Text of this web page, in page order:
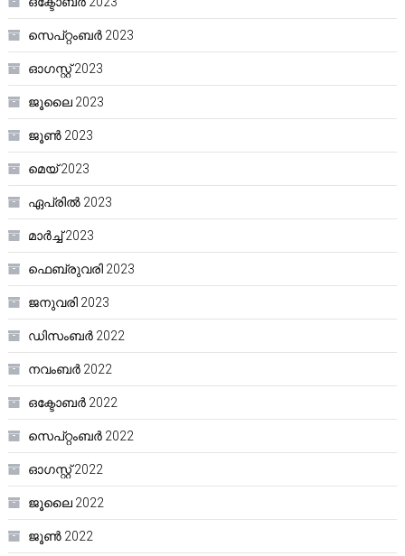
സെപ്റ്റംബർ 2023
ഓഗസ്റ്റ്‌ 2023
ജൂലൈ 2023
ജൂൺ 2023
മെയ്‌ 2023
ഏപ്രിൽ 2023
മാർച്ച്‌ 2023
ഫെബ്രുവരി 2023
ജനുവരി 2023
ഡിസംബർ 2022
നവംബർ 2022
ഒക്ടോബർ 2022
സെപ്റ്റംബർ 2022
ഓഗസ്റ്റ്‌ 2022
ജൂലൈ 2022
ജൂൺ 2022